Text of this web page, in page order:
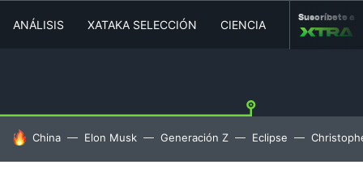
ANÁLISIS XATAKA SELECCIÓN CIENCIA MOVILIDAD
Suscríbete a
HOY SE HABLA DE
China Elon Musk Generación Z Eclipse